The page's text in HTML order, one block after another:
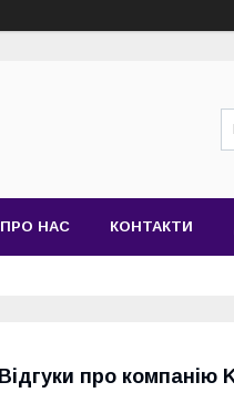
ПРО НАС КОНТАКТИ
Відгуки про компанію